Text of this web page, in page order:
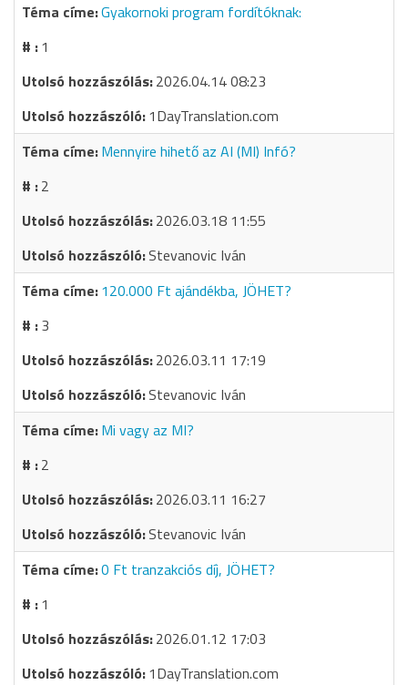
Gyakornoki program fordítóknak:
1
2026.04.14 08:23
1DayTranslation.com
Mennyire hihető az AI (MI) Infó?
2
2026.03.18 11:55
Stevanovic Iván
120.000 Ft ajándékba, JÖHET?
3
2026.03.11 17:19
Stevanovic Iván
Mi vagy az MI?
2
2026.03.11 16:27
Stevanovic Iván
0 Ft tranzakciós díj, JÖHET?
1
2026.01.12 17:03
1DayTranslation.com